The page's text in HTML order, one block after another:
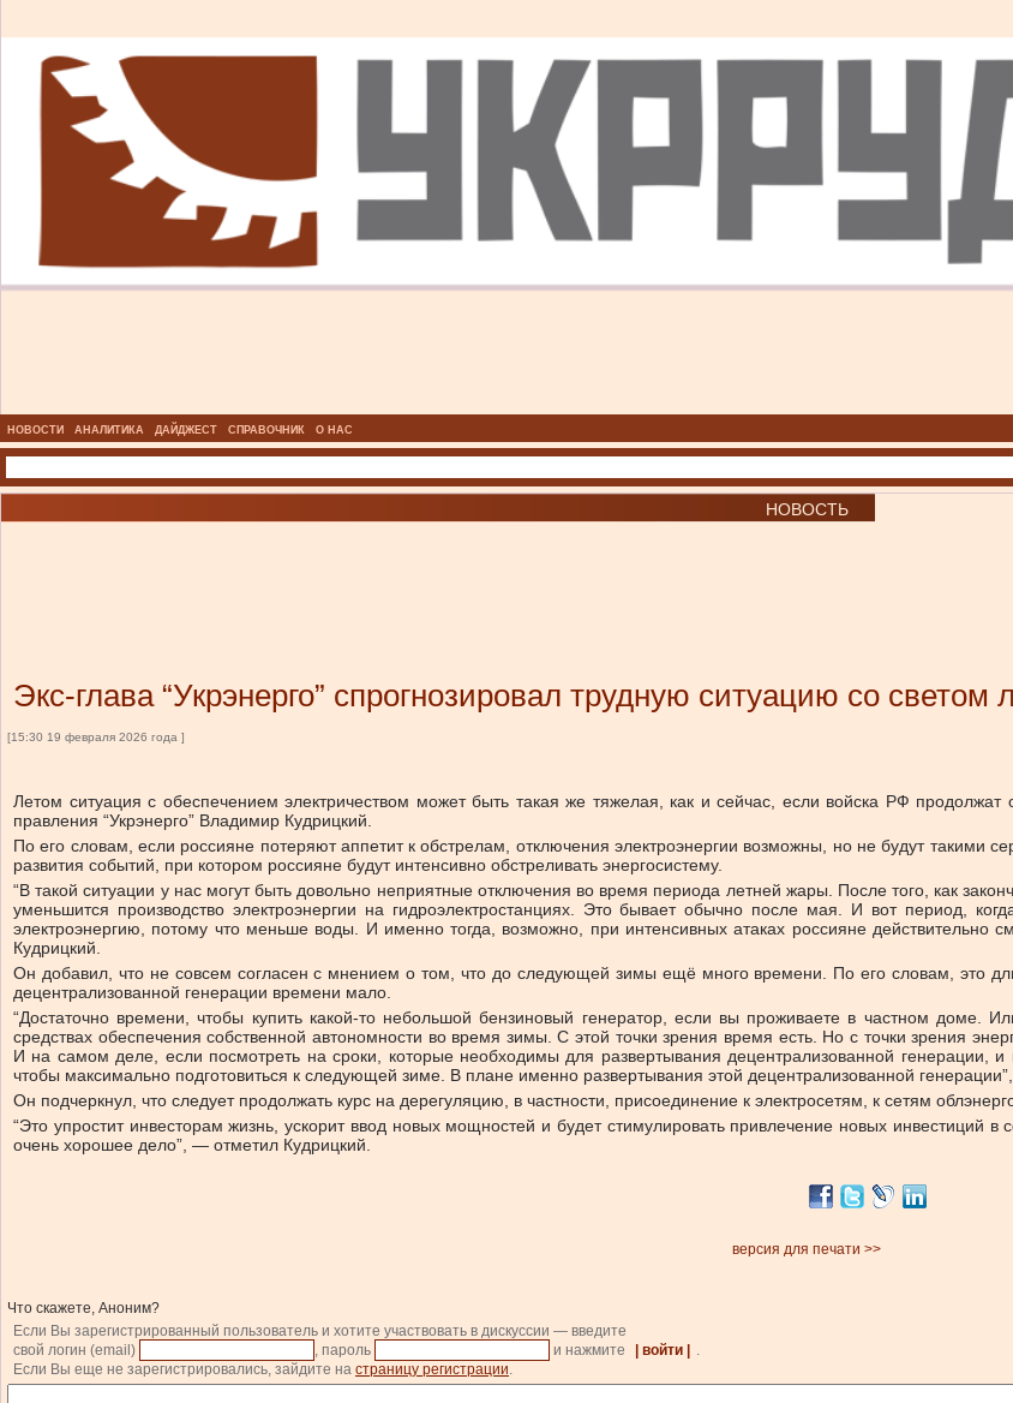
НОВОСТИ АНАЛИТИКА ДАЙДЖЕСТ СПРАВОЧНИК О НАС
НОВОСТЬ
Экс-глава “Укрэнерго” спрогнозировал трудную ситуацию со светом
[15:30 19 февраля 2026 года ]
Летом ситуация с обеспечением электричеством может быть такая же тяжелая, как и сейчас, если войска РФ продолжат
правления “Укрэнерго” Владимир Кудрицкий.
По его словам, если россияне потеряют аппетит к обстрелам, отключения электроэнергии возможны, но не будут такими
развития событий, при котором россияне будут интенсивно обстреливать энергосистему.
“В такой ситуации у нас могут быть довольно неприятные отключения во время периода летней жары. После того, как
уменьшится производство электроэнергии на гидроэлектростанциях. Это бывает обычно после мая. И вот период,
электроэнергию, потому что меньше воды. И именно тогда, возможно, при интенсивных атаках россияне действительно
Кудрицкий.
Он добавил, что не совсем согласен с мнением о том, что до следующей зимы ещё много времени. По его словам, это
децентрализованной генерации времени мало.
“Достаточно времени, чтобы купить какой-то небольшой бензиновый генератор, если вы проживаете в частном доме.
средствах обеспечения собственной автономности во время зимы. С этой точки зрения время есть. Но с точки зрения
И на самом деле, если посмотреть на сроки, которые необходимы для развертывания децентрализованной
чтобы максимально подготовиться к следующей зиме. В плане именно развертывания этой децентрализованной
Он подчеркнул, что следует продолжать курс на дерегуляцию, в частности, присоединение к электросетям, к сетям облэнерго
“Это упростит инвесторам жизнь, ускорит ввод новых мощностей и будет стимулировать привлечение новых инвестиций в
очень хорошее дело”, — отметил Кудрицкий.
версия для печати >>
Что скажете, Аноним?
Если Вы зарегистрированный пользователь и хотите участвовать в дискуссии — введите
свой логин (email)
, пароль и нажмите | войти |
.
Если Вы еще не зарегистрировались, зайдите на страницу регистрации.